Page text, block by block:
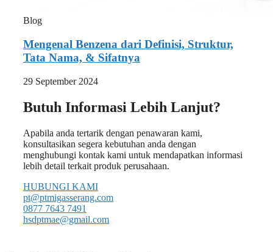
Blog
Mengenal Benzena dari Definisi, Struktur,
Tata Nama, & Sifatnya
29 September 2024
Butuh Informasi Lebih Lanjut?
Apabila anda tertarik dengan penawaran kami,
konsultasikan segera kebutuhan anda dengan
menghubungi kontak kami untuk mendapatkan informasi
lebih detail terkait produk perusahaan.
HUBUNGI KAMI
pt@ptmigasserang.com
0877 7643 7491
hsdptmae@gmail.com